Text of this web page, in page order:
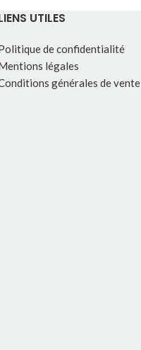
UTILES
de confidentialité
légales
générales de vente